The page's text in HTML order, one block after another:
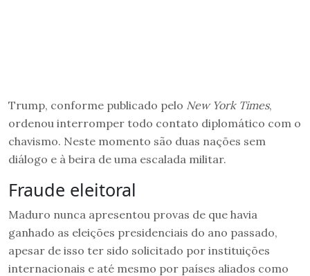
Trump, conforme publicado pelo New York Times,
ordenou interromper todo contato diplomático com o
chavismo. Neste momento são duas nações sem
diálogo e à beira de uma escalada militar.
Fraude eleitoral
Maduro nunca apresentou provas de que havia
ganhado as eleições presidenciais do ano passado,
apesar de isso ter sido solicitado por instituições
internacionais e até mesmo por países aliados como